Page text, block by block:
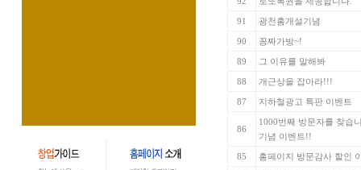
91 광천홈개설기념
90 꽁짜가방~!
89 그 이유를 말해봐
88 개근상을 잡아라!!!
87 지하철광고 특판 이벤트
86
1000번째 방문자를 찾습
기념 이벤트!!
85 홈페이지 방문감사 할인